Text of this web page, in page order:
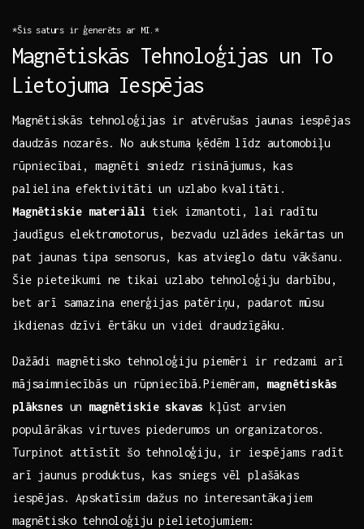
*Šis ⁣saturs ir ‍ģenerēts ar MI.*
Magnētiskās Tehnoloģijas un To
Lietojuma Iespējas
Magnētiskās tehnoloģijas ir atvērušas jaunas​ iespējas
‍daudzās nozarēs. No aukstuma ķēdēm līdz automobiļu
rūpniecībai, magnēti‍ sniedz risinājumus, kas
palielina efektivitāti un ⁢uzlabo ⁤kvalitāti.
Magnētiskie materiāli tiek izmantoti, lai radītu
jaudīgus elektromotorus, bezvadu uzlādes iekārtas un
pat jaunas ‍tipa sensorus, ⁢kas atvieglo datu vākšanu.⁤
Šie pieteikumi ne tikai uzlabo tehnoloģiju darbību,
bet arī samazina⁤ enerģijas patēriņu, padarot mūsu
ikdienas dzīvi ērtāku‍ un​ videi draudzīgāku.
Dažādi magnētisko tehnoloģiju piemēri ir redzami arī‍
mājsaimniecībās un rūpniecībā.Piemēram,⁣ magnētiskās
plāksnes un magnētiskie skavas kļūst arvien
populārākas virtuves piederumos ‌un organizatoros.
Turpinot​ attīstīt šo⁣ tehnoloģiju, ir iespējams ⁢radīt
arī jaunus produktus, kas sniegs vēl plašākas
iespējas. Apskatīsim dažus no interesantākajiem
magnētisko tehnoloģiju pielietojumiem: